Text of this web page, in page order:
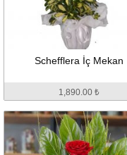
Schefflera İç Mekan
1,890.00 ₺